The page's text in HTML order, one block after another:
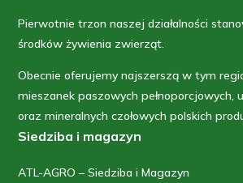
Pierwotnie trzon naszej działalności
środków żywienia zwierząt.
Obecnie oferujemy najszerszą w tym
mieszanek paszowych pełnoporcjowych,
oraz mineralnych czołowych polskich
Siedziba i magazyn
ATL-AGRO – Siedziba i Magazyn